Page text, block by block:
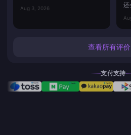
Aug 3, 2026
还
查看所有评
支付支持